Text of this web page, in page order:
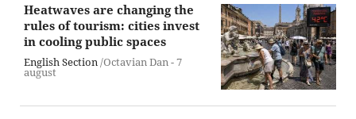
Heatwaves are changing the
rules of tourism: cities invest
in cooling public spaces
English Section/Octavian Dan -7
august